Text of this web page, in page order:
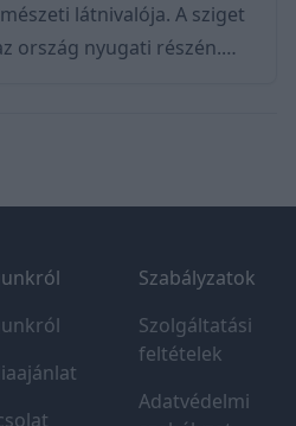
látnivalója. A sziget
ország nyugati részén.
vulkanikus táj veszi
terep szembetűnően
körülbelül 300 méter,
Szabályzatok
Szolgáltatási
feltételek
Adatvédelmi